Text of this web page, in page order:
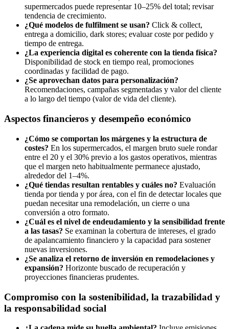
supermercados puede representar 10–25% del total; revisar
tendencia de crecimiento.
¿Qué modelos de fulfilment se usan? Click & collect,
entrega a domicilio, dark stores; evaluar coste por pedido y
tiempo de entrega.
¿La experiencia digital es coherente con la tienda física?
Disponibilidad de stock en tiempo real, promociones
coordinadas y facilidad de pago.
¿Se aprovechan datos para personalización?
Recomendaciones, campañas segmentadas y valor del cliente
a lo largo del tiempo (valor de vida del cliente).
Aspectos financieros y desempeño económico
¿Cómo se comportan los márgenes y la estructura de
costes? En los supermercados, el margen bruto suele rondar
entre el 20 y el 30% previo a los gastos operativos, mientras
que el margen neto habitualmente permanece ajustado,
alrededor del 1–4%.
¿Qué tiendas resultan rentables y cuáles no? Evaluación
tienda por tienda y por área, con el fin de detectar locales que
puedan necesitar una remodelación, un cierre o una
conversión a otro formato.
¿Cuál es el nivel de endeudamiento y la sensibilidad frente
a las tasas? Se examinan la cobertura de intereses, el grado
de apalancamiento financiero y la capacidad para sostener
nuevas inversiones.
¿Se analiza el retorno de inversión en remodelaciones y
expansión? Horizonte buscado de recuperación y
proyecciones financieras prudentes.
Compromiso con la sostenibilidad, la trazabilidad y
la responsabilidad social